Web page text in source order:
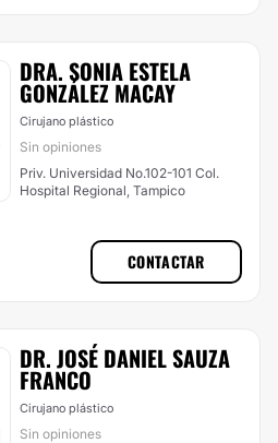
DRA. SONIA ESTELA
GONZÁLEZ MACAY
Cirujano plástico
Sin opiniones
Priv. Universidad No.102-101 Col.
Hospital Regional, Tampico
CONTACTAR
DR. JOSÉ DANIEL SAUZA
FRANCO
Cirujano plástico
Sin opiniones